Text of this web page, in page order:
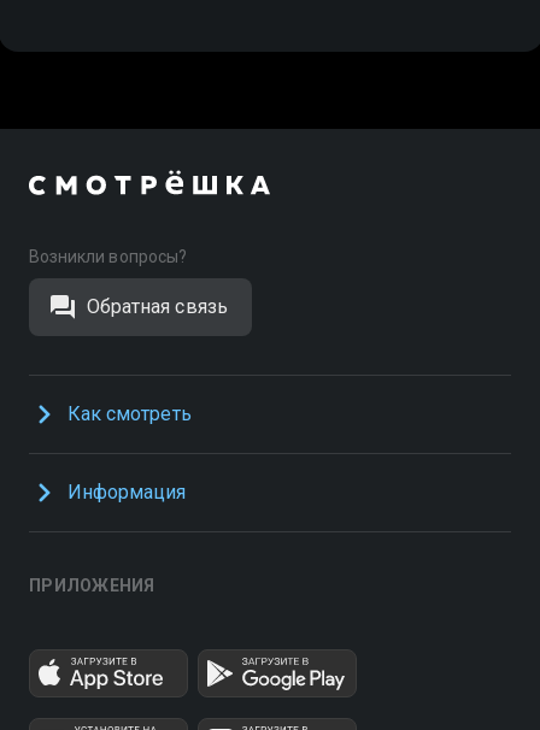
Возникли вопросы?
Обратная связь
Как смотреть
Информация
ПРИЛОЖЕНИЯ